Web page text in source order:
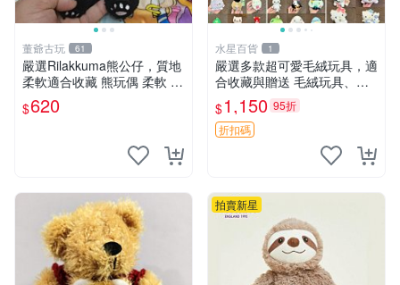
董爺古玩 61
嚴選Rilakkuma熊公仔，質地
柔軟適合收藏 熊玩偶 柔軟 公
仔 收藏
$620
水星百貨 1
嚴選多款超可愛毛絨玩具，適
合收藏與贈送 毛絨玩具、抱
枕、公仔
$1,150 95折
折扣碼
拍賣新星